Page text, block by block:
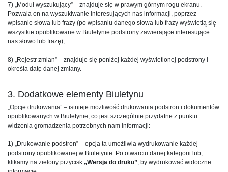
7) „Moduł wyszukujący” – znajduje się w prawym górnym rogu ekranu.
Pozwala on na wyszukiwanie interesujących nas informacji, poprzez
wpisanie słowa lub frazy (po wpisaniu danego słowa lub frazy wyświetlą się
wszystkie opublikowane w Biuletynie podstrony zawierające interesujące
nas słowo lub frazę),
8) „Rejestr zmian” – znajduje się poniżej każdej wyświetlonej podstrony i
określa datę danej zmiany.
3. Dodatkowe elementy Biuletynu
„Opcje drukowania” – istnieje możliwość drukowania podstron i dokumentów
opublikowanych w Biuletynie, co jest szczególnie przydatne z punktu
widzenia gromadzenia potrzebnych nam informacji:
1) „Drukowanie podstron” – opcja ta umożliwia wydrukowanie każdej
podstrony opublikowanej w Biuletynie. Po otwarciu danej kategorii lub,
klikamy na zielony przycisk „Wersja do druku” , by wydrukować widoczne